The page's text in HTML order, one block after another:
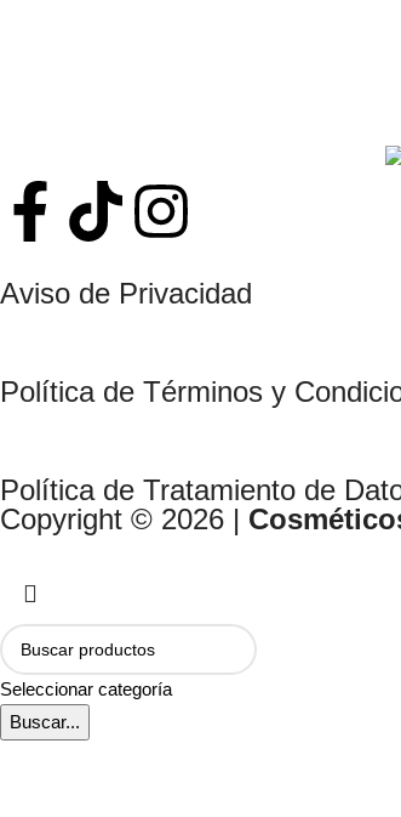
Aviso de Privacidad
Política de Términos y
Política de Tratamiento de
Copyright © 2026 |
Seleccionar categoría
Buscar...